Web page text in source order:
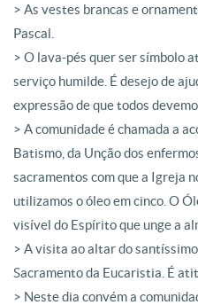
> As vestes brancas e
Pascal.
> O lava-pés quer ser símbolo
serviço humilde. É desejo de
expressão de que todos
> A comunidade é chamada a
Batismo, da Unção dos
sacramentos com que a Igreja
utilizamos o óleo em cinco. O
visível do Espírito que unge a
> A visita ao altar do
Sacramento da Eucaristia. É
> Neste dia convém a